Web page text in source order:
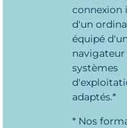
connexion
d'un
équipé
navigateur
systèmes
adaptés.*
* Nos